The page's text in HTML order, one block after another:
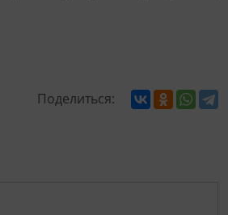
Поделиться: